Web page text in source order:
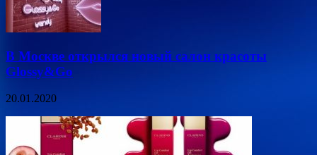
В Москве открылся новый салон красоты
Glossy&Go
20.01.2020